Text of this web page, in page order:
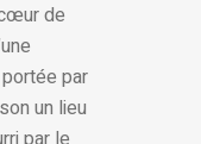
de
par
un lieu